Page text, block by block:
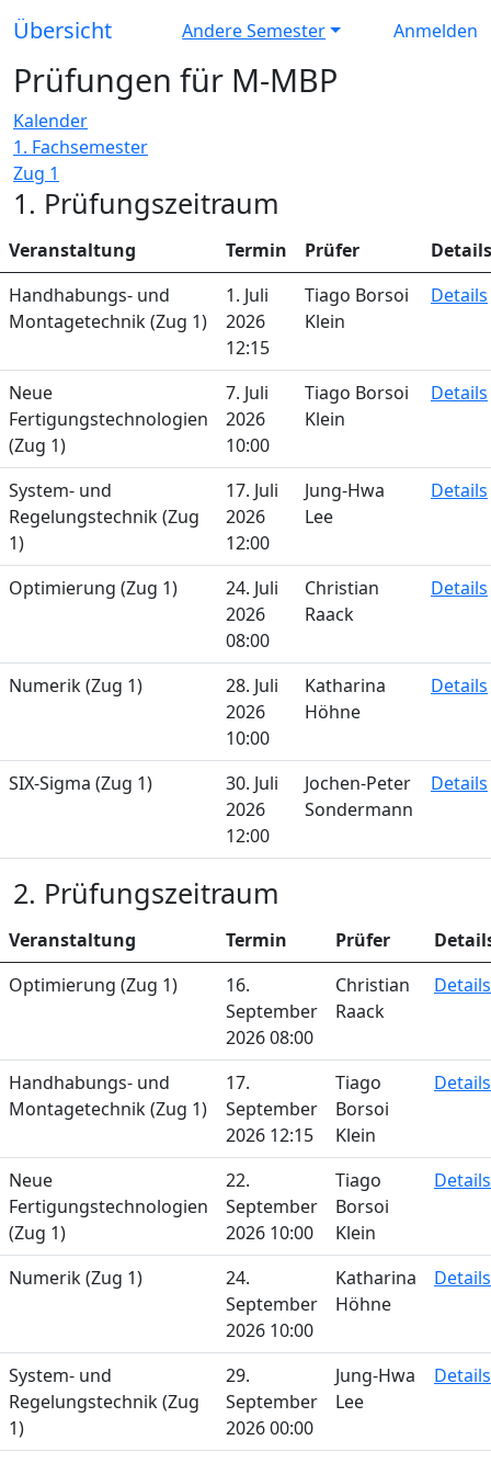
Übersicht Andere Semester Anmelden
Prüfungen für M-MBP
Kalender
1. Fachsemester
Zug 1
1. Prüfungszeitraum
Veranstaltung Termin Prüfer
Details
Handhabungs- und
Montagetechnik (Zug 1)
1. Juli
2026
12:15
Tiago Borsoi
Klein
Details
Neue
Fertigungstechnologien
(Zug 1)
7. Juli
2026
10:00
Tiago Borsoi
Klein
Details
System- und
Regelungstechnik (Zug
1)
17. Juli
2026
12:00
Jung-Hwa
Lee
Details
Optimierung (Zug 1)
24. Juli
2026
08:00
Christian
Raack
Details
Numerik (Zug 1)
28. Juli
2026
10:00
Katharina
Höhne
Details
SIX-Sigma (Zug 1)
30. Juli
2026
12:00
Jochen-Peter
Sondermann
Details
2. Prüfungszeitraum
Veranstaltung Termin Prüfer
Optimierung (Zug 1)
16.
September
2026 08:00
Christian
Raack
Details
Handhabungs- und
Montagetechnik (Zug 1)
17.
September
2026 12:15
Tiago
Borsoi
Klein
Details
Neue
Fertigungstechnologien
(Zug 1)
22.
September
2026 10:00
Tiago
Borsoi
Klein
Details
Numerik (Zug 1)
24.
September
2026 10:00
Katharina
Höhne
Details
System- und
Regelungstechnik (Zug
1)
29.
September
2026 00:00
Jung-Hwa
Lee
Details